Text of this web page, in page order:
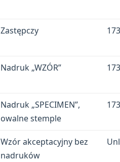
Zastępczy
Nadruk „WZÓR”
Nadruk „SPECIMEN”,
owalne stemple
Wzór akceptacyjny bez
nadruków